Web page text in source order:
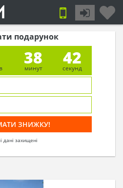
подарунок
38
минут
41
секунд
дані захищені